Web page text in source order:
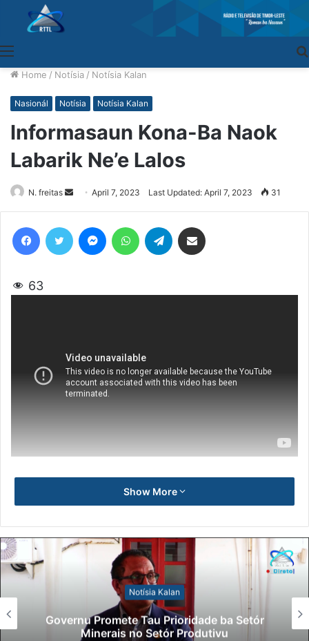
Home / Notísia / Notísia Kalan
Nasionál Notísia Notísia Kalan
Informasaun Kona-Ba Naok
Labarik Ne’e Lalos
N. freitas
Send
an
email
April 7, 2023 Last Updated: April 7, 2023 31
63
Show More
Notísia Kalan
Governu Promete Tau Prioridade ba Setór
Minerais no Setór Produtivu